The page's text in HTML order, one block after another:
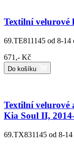
Textilní velurové
69.TE811145 od 8-14
671,- Kč
Do košíku
Textilní velurové
Kia Soul II,
69.TX831145 od 8-